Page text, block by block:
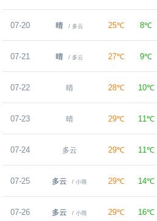
07-20 晴 / 多云 25℃ 8℃
07-21 晴 / 多云 27℃ 9℃
07-22 晴 28℃ 10℃
07-23 晴 29℃ 11℃
07-24 多云 29℃ 11℃
07-25 多云 / 小雨 29℃ 14℃
07-26 多云 / 小雨 29℃ 16℃